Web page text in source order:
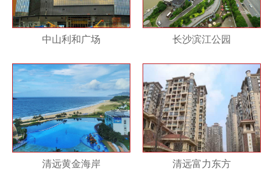
中山利和广场 长沙滨江公园
清远黄金海岸 清远富力东方